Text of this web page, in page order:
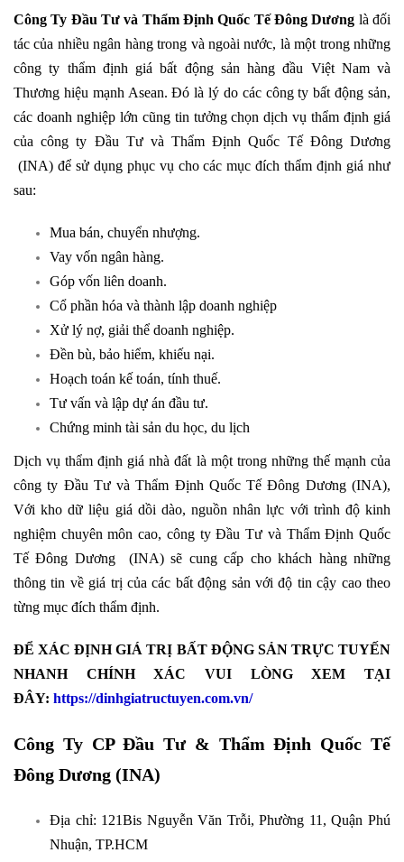
Công Ty Đầu Tư và Thẩm Định Quốc Tế Đông Dương là đối
tác của nhiều ngân hàng trong và ngoài nước, là một trong những
công ty thẩm định giá bất động sản hàng đầu Việt Nam và
Thương hiệu mạnh Asean. Đó là lý do các công ty bất động sản,
các doanh nghiệp lớn cũng tin tưởng chọn dịch vụ thẩm định giá
của công ty Đầu Tư và Thẩm Định Quốc Tế Đông Dương
(INA) để sử dụng phục vụ cho các mục đích thẩm định giá như
sau:
Mua bán, chuyển nhượng.
Vay vốn ngân hàng.
Góp vốn liên doanh.
Cổ phần hóa và thành lập doanh nghiệp
Xử lý nợ, giải thể doanh nghiệp.
Đền bù, bảo hiểm, khiếu nại.
Hoạch toán kế toán, tính thuế.
Tư vấn và lập dự án đầu tư.
Chứng minh tài sản du học, du lịch
Dịch vụ thẩm định giá nhà đất là một trong những thế mạnh của
công ty Đầu Tư và Thẩm Định Quốc Tế Đông Dương (INA),
Với kho dữ liệu giá dồi dào, nguồn nhân lực với trình độ kinh
nghiệm chuyên môn cao, công ty Đầu Tư và Thẩm Định Quốc
Tế Đông Dương (INA) sẽ cung cấp cho khách hàng những
thông tin về giá trị của các bất động sản với độ tin cậy cao theo
từng mục đích thẩm định.
ĐỂ XÁC ĐỊNH GIÁ TRỊ BẤT ĐỘNG SẢN TRỰC TUYẾN
NHANH CHÍNH XÁC VUI LÒNG XEM TẠI
ĐÂY: https://dinhgiatructuyen.com.vn/
Công Ty CP Đầu Tư & Thẩm Định Quốc Tế
Đông Dương (INA)
Địa chỉ: 121Bis Nguyễn Văn Trỗi, Phường 11, Quận Phú
Nhuận, TP.HCM